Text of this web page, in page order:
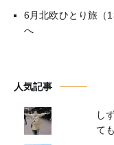
6月北欧ひとり旅（
へ
人気記事
し
ても